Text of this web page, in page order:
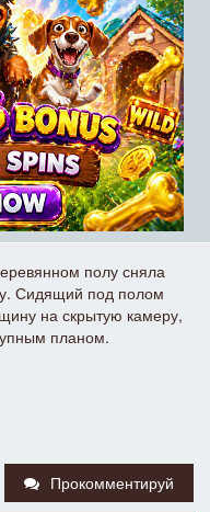
полу сняла
Сидящий под полом
на скрытую камеру,
планом.
Прокомментируй